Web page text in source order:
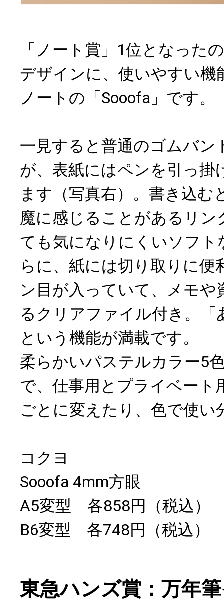
「ノート賞」1位となった
デザインに、使いやすい機
ノートの「Sooofa」です。
一見すると普通のゴムバン
が、表紙にはペンを引っ掛
ます（写真右）。書き込む
魔に感じることがあるリン
ても気になりにくいソフト
らに、紙には切り取りに便
ン目が入っていて、メモや
るクリアファイル付き。「
という機能が満載です。
柔らかいパステルカラー5
で、仕事用とプライベート
ごとに変えたり、色で使い
コクヨ
Sooofa 4mm方眼
A5変型 各858円（税込）
B6変型 各748円（税込）
東急ハンズ賞：万年